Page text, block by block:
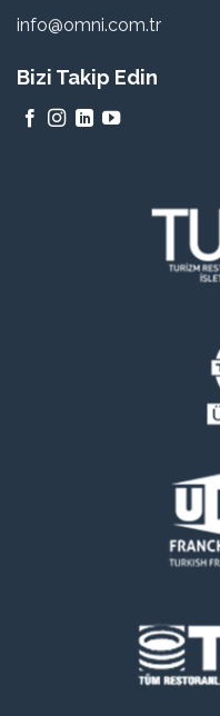
info@omni.com.tr
Bizi Takip Edin